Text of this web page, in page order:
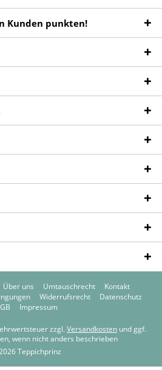
Kunden punkten!
Über uns Umtauschrecht
Kontakt
Widerrufsrecht
Datenschutz
Impressum
zzgl. Versandkosten und ggf.
wenn nicht anders beschrieben
Teppichprinz